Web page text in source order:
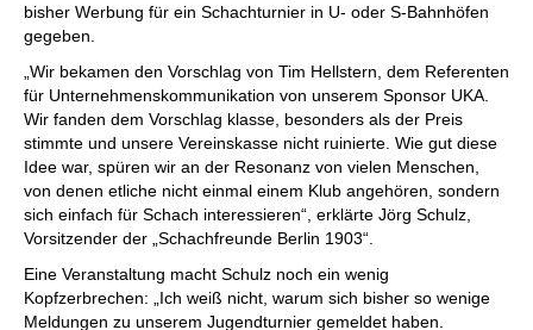
bisher Werbung für ein Schachturnier in U- oder S-Bahnhöfen
gegeben.
„Wir bekamen den Vorschlag von Tim Hellstern, dem Referenten
für Unternehmenskommunikation von unserem Sponsor UKA.
Wir fanden dem Vorschlag klasse, besonders als der Preis
stimmte und unsere Vereinskasse nicht ruinierte. Wie gut diese
Idee war, spüren wir an der Resonanz von vielen Menschen,
von denen etliche nicht einmal einem Klub angehören, sondern
sich einfach für Schach interessieren“, erklärte Jörg Schulz,
Vorsitzender der „Schachfreunde Berlin 1903“.
Eine Veranstaltung macht Schulz noch ein wenig
Kopfzerbrechen: „Ich weiß nicht, warum sich bisher so wenige
Meldungen zu unserem Jugendturnier gemeldet haben.